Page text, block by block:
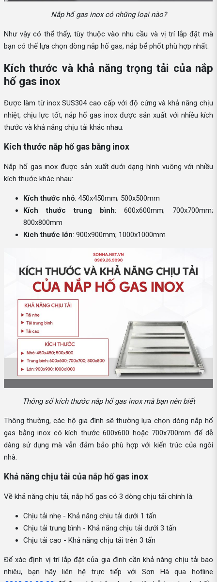
Nắp hố gas inox có những loại nào?
Như vậy có thể thấy, tùy thuộc vào nhu cầu và vị trí lắp đặt mà
bạn có thể lựa chọn dòng nắp hố gas, nắp bể phốt phù hợp nhất.
Kích thước và khả năng trọng tải của nắp
hố gas inox
Được làm từ inox SUS304 cao cấp với độ cứng và khả năng chịu
nhiệt, chịu lực tốt, nắp hố gas inox được sản xuất với nhiều kích
thước và khả năng chịu tải khác nhau.
Kích thước nắp hố gas bằng inox
Nắp hố gas inox được sản xuất dưới dạng hình vuông với nhiều
kích thước khác nhau:
Kích thước nhỏ: 450x450mm; 500x500mm
Kích thước trung bình: 600x600mm; 700x700mm;
800x800mm
Kích thước lớn: 900x900mm; 1000x1000mm
Thông số kích thước nắp hố gas inox mà bạn nên biết
Thông thường, các hộ gia đình sẽ thường lựa chọn dòng nắp hố
gas bằng inox có kích thước 600x600 hoặc 700x700mm để dễ
dàng sử dụng mà vẫn đảm bảo phù hợp với kiến trúc của ngôi
nhà.
Khả năng chịu tải của nắp hố gas inox
Về khả năng chịu tải, nắp hố gas có 3 dòng chịu tải chính là:
Chịu tải nhẹ - Khả năng chịu tải dưới 1 tấn
Chịu tải trung bình - Khả năng chịu tải dưới 3 tấn
Chịu tải cao - Khả năng chịu tải trên 3 tấn
Để xác định vị trí lắp đặt của gia đình cần khả năng chịu tải bao
nhiêu, bạn hãy liên hệ trực tiếp với Sơn Hà qua hotline